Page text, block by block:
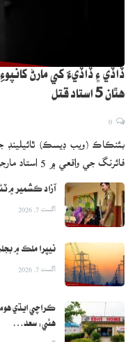
هٿان 5 استاد قتل
بئنڪاڪ (ويب ڊيسڪ) ٿائيلينڊ
فائرنگ جي واقعي ۾ 5 استاد مارجي ويا آهن. پرڏيهي…
آزاد ڪشمير ۾ ٽئين
اگست 7, 2026
نيپرا ملڪ ۾
اگست 7, 2026
هئي: سعد…
اگست 7, 2026